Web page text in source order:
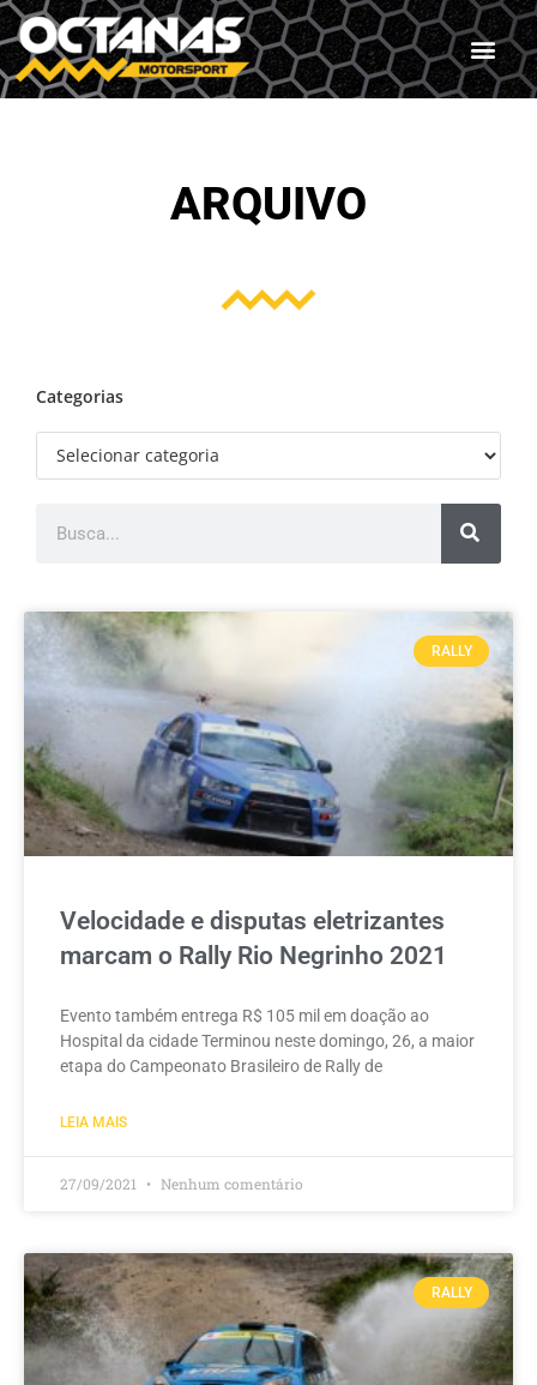
ARQUIVO
Categorias
RALLY
Velocidade e disputas eletrizantes
marcam o Rally Rio Negrinho 2021
Evento também entrega R$ 105 mil em doação ao
Hospital da cidade Terminou neste domingo, 26, a maior
etapa do Campeonato Brasileiro de Rally de
LEIA MAIS
27/09/2021 Nenhum comentário
RALLY